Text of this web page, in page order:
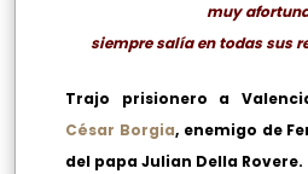
muy
siempre salía en todas sus
Trajo prisionero a
César Borgia, enemigo de
del papa Julian Della Rovere.